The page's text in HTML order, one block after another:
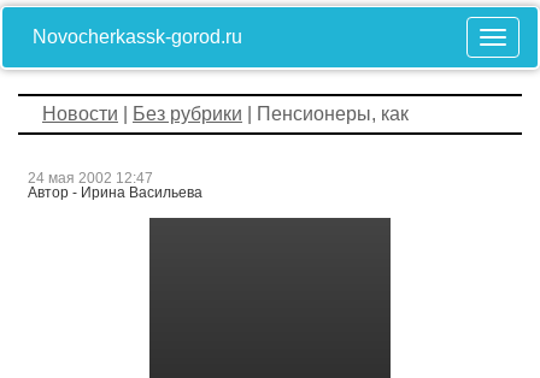
Novocherkassk-gorod.ru
Новости Без рубрики | Пенсионеры, как
24 мая 2002 12:47
Автор - Ирина Васильева